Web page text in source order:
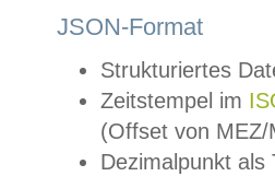
JSON-Format
Strukturiertes
Zeitstempel im
(Offset von MEZ/
Dezimalpunkt als